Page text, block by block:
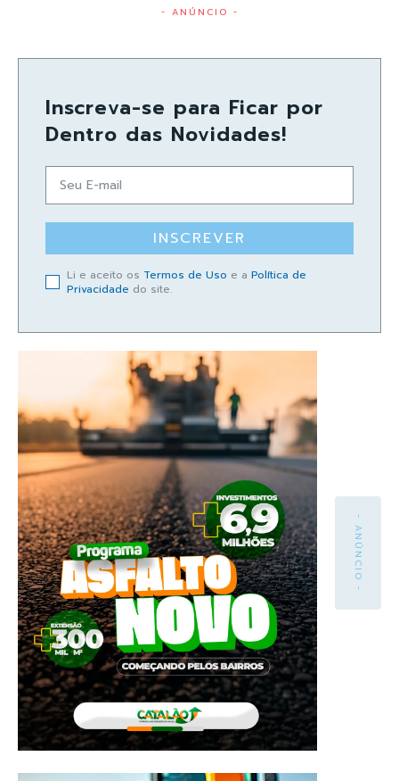
- ANÚNCIO -
Inscreva-se para Ficar por
Dentro das Novidades!
INSCREVER
Li e aceito os Termos de Uso e a Política de
Privacidade do site.
- ANÚNCIO -